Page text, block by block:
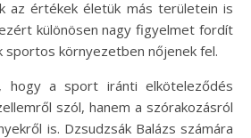
az értékek életük más területein is
különösen nagy figyelmet fordít
sportos környezetben nőjenek fel.
hogy a sport iránti elköteleződés
szól, hanem a szórakozásról
is. Dzsudzsák Balázs számára